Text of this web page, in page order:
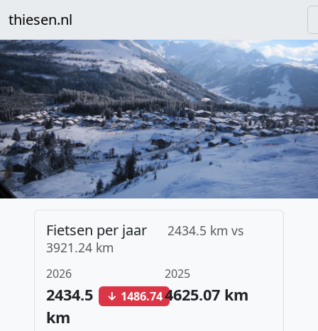
thiesen.nl
Fietsen per jaar
2434.5 km vs
3921.24 km
2026
2434.5
km
↓ 1486.74
2025
4625.07 km